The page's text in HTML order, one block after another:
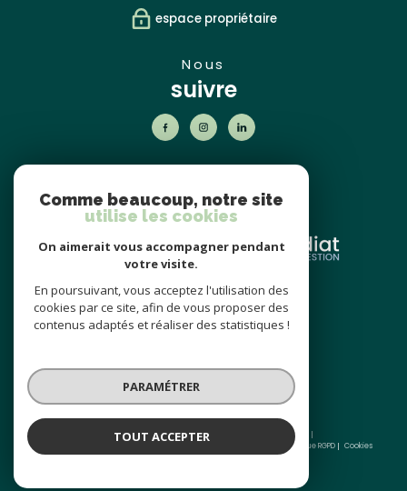
espace propriétaire
nous
suivre
partenaires
nos avis
clients
© 2026 | Tous droits réservés | Traduction powered by Google |
Politique RGPD Cookies
Comme beaucoup, notre site
utilise les cookies
On aimerait vous accompagner pendant
votre visite.
En poursuivant, vous acceptez l'utilisation des
cookies par ce site, afin de vous proposer des
contenus adaptés et réaliser des statistiques !
PARAMÉTRER
TOUT ACCEPTER